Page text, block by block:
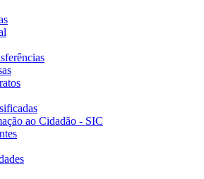
ao Cidadão - SIC